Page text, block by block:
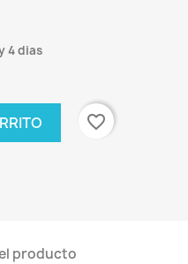
4 dias
favorite_border
producto